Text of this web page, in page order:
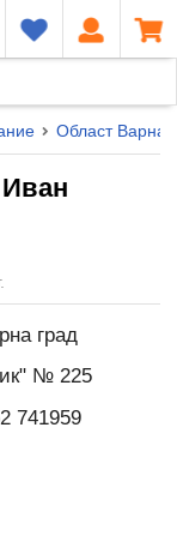
Област Варна
град
№ 225
741959